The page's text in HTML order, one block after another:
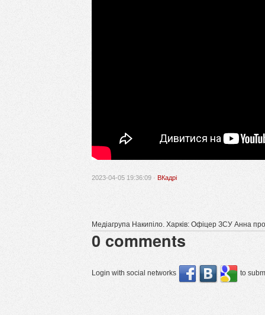
2023-04-05 19:36:09 · ВКадрі
Медіагрупа Накипіло. Харків: Офіцер ЗСУ Анна про
0 comments
Login with social networks to